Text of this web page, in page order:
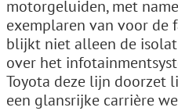
motorgeluiden, met
exemplaren van voor de
blijkt niet alleen de
over het
Toyota deze lijn doorzet
een glansrijke carrière